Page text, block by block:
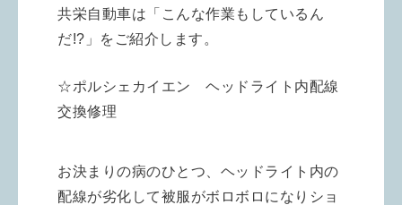
共栄自動車は「こんな作業もしているん
だ!?」をご紹介します。
☆ポルシェカイエン ヘッドライト内配線
交換修理
お決まりの病のひとつ、ヘッドライト内の
配線が劣化して被服がボロボロになりショ